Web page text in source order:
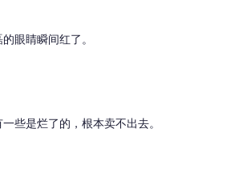
眼睛瞬间红了。
些是烂了的，根本卖不出去。